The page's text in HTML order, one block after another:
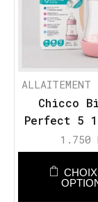
ALLAITEMENT
Chicco
Perfect 5
Plastique
1.750